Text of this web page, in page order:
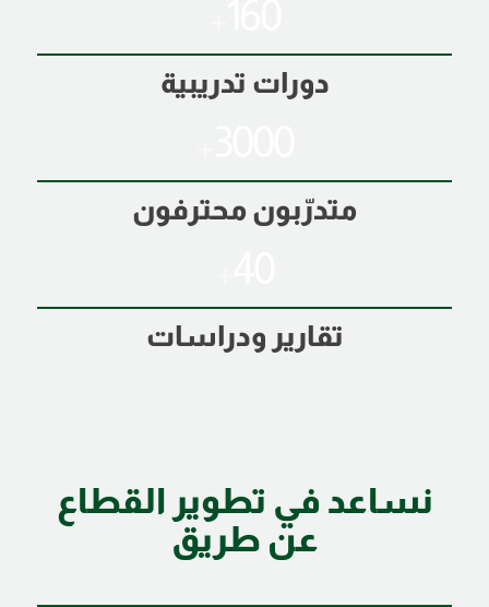
دورات تدريبية
متدرّبون محترفون
تقارير ودراسات
نساعد في تطوير القطاع
عن طريق